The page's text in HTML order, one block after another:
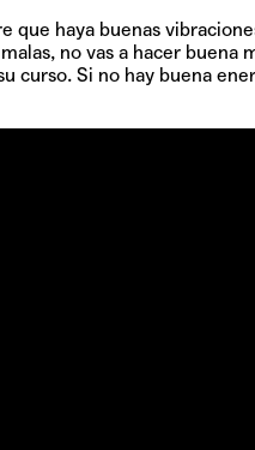
que haya buenas
no vas a hacer
curso. Si no hay buena